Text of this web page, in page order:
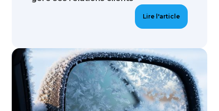
Lire l'article